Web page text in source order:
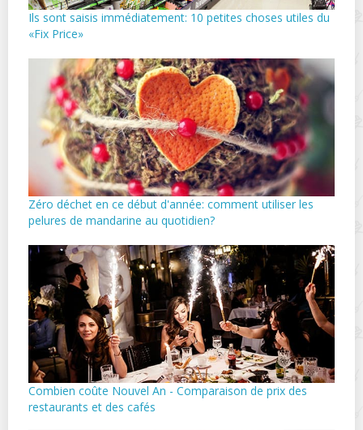
Ils sont saisis immédiatement: 10 petites choses utiles du
«Fix Price»
Zéro déchet en ce début d'année: comment utiliser les
pelures de mandarine au quotidien?
Combien coûte Nouvel An - Comparaison de prix des
restaurants et des cafés